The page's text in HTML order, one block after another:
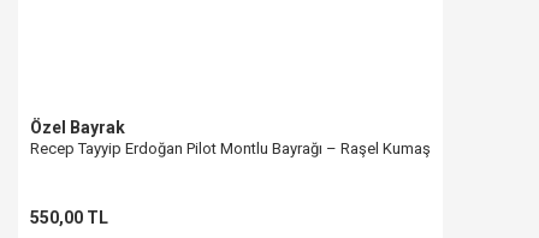
Özel Bayrak
Recep Tayyip Erdoğan Pilot Montlu Bayrağı – Raşel Kumaş
550,00 TL